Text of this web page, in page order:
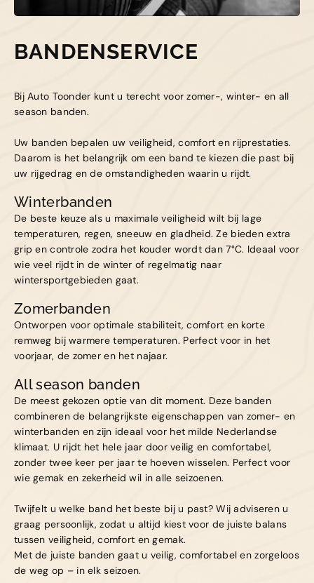
Kapelle
Biezelingsestraat 50 4421 BT
BANDENSERVICE
Bij Auto Toonder kunt u terecht voor zomer-, winter- en all
season banden.
Uw banden bepalen uw veiligheid, comfort en rijprestaties.
Daarom is het belangrijk om een band te kiezen die past bij
uw rijgedrag en de omstandigheden waarin u rijdt.
Winterbanden
De beste keuze als u maximale veiligheid wilt bij lage
temperaturen, regen, sneeuw en gladheid. Ze bieden extra
grip en controle zodra het kouder wordt dan 7°C. Ideaal voor
wie veel rijdt in de winter of regelmatig naar
wintersportgebieden gaat.
Zomerbanden
Ontworpen voor optimale stabiliteit, comfort en korte
remweg bij warmere temperaturen. Perfect voor in het
voorjaar, de zomer en het najaar.
All season banden
De meest gekozen optie van dit moment. Deze banden
combineren de belangrijkste eigenschappen van zomer- en
winterbanden en zijn ideaal voor het milde Nederlandse
klimaat. U rijdt het hele jaar door veilig en comfortabel,
zonder twee keer per jaar te hoeven wisselen. Perfect voor
wie gemak en zekerheid wil in alle seizoenen.
Twijfelt u welke band het beste bij u past? Wij adviseren u
graag persoonlijk, zodat u altijd kiest voor de juiste balans
tussen veiligheid, comfort en gemak.
Met de juiste banden gaat u veilig, comfortabel en zorgeloos
de weg op – in elk seizoen.